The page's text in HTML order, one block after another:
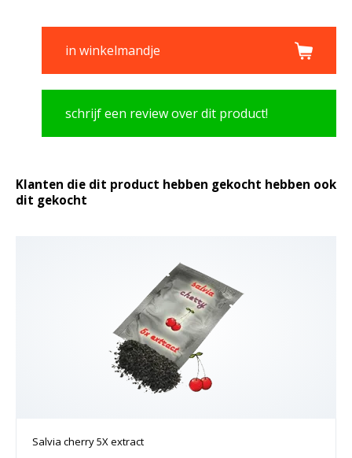
in winkelmandje
schrijf een review over dit product!
Klanten die dit product hebben gekocht hebben ook
dit gekocht
Salvia cherry 5X extract